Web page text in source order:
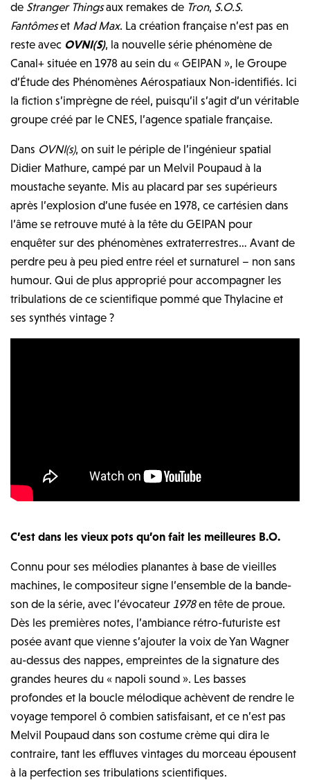
de Stranger Thingsaux remakes de Tron, S.O.S.
Fantômeset Mad Max. La création française n’est pas en
reste avec OVNI(S), la nouvelle série phénomène de
Canal+ située en 1978 au sein du « GEIPAN », le Groupe
d’Étude des Phénomènes Aérospatiaux Non-identifiés. Ici
la fiction s’imprègne de réel, puisqu’il s’agit d’un véritable
groupe créé par le CNES, l’agence spatiale française.
Dans OVNI(s), on suit le périple de l’ingénieur spatial
Didier Mathure, campé par un Melvil Poupaud à la
moustache seyante. Mis au placard par ses supérieurs
après l’explosion d’une fusée en 1978, ce cartésien dans
l’âme se retrouve muté à la tête du GEIPAN pour
enquêter sur des phénomènes extraterrestres… Avant de
perdre peu à peu pied entre réel et surnaturel – non sans
humour. Qui de plus approprié pour accompagner les
tribulations de ce scientifique pommé que Thylacine et
ses synthés vintage ?
C’est dans les vieux pots qu’on fait les meilleures B.O.
Connu pour ses mélodies planantes à base de vieilles
machines, le compositeur signe l’ensemble de la bande-
son de la série, avec l’évocateur 1978en tête de proue.
Dès les premières notes, l’ambiance rétro-futuriste est
posée avant que vienne s’ajouter la voix de Yan Wagner
au-dessus des nappes, empreintes de la signature des
grandes heures du « napoli sound ». Les basses
profondes et la boucle mélodique achèvent de rendre le
voyage temporel ô combien satisfaisant, et ce n’est pas
Melvil Poupaud dans son costume crème qui dira le
contraire, tant les effluves vintages du morceau épousent
à la perfection ses tribulations scientifiques.